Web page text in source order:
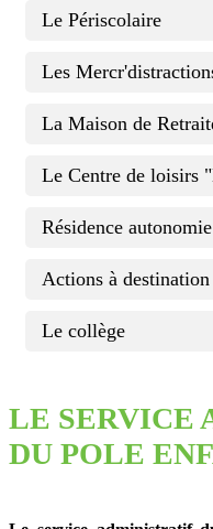
Le Périscolaire
Les
La Maison de
Le Centre de loisirs
Résidence
Actions à destination
Le collège
LE SERVICE
DU POLE